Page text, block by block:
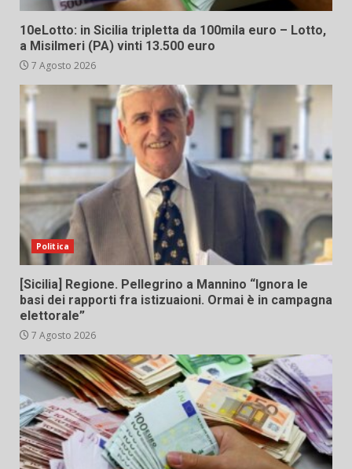
10eLotto: in Sicilia tripletta da 100mila euro – Lotto,
a Misilmeri (PA) vinti 13.500 euro
7 Agosto 2026
Politica
[Sicilia] Regione. Pellegrino a Mannino “Ignora le
basi dei rapporti fra istizuaioni. Ormai è in campagna
elettorale”
7 Agosto 2026